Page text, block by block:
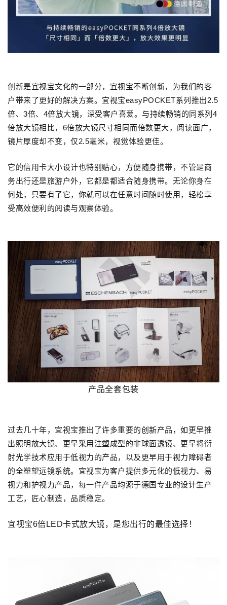
创新是宜视宝文化的一部分，宜视宝不断创新，为我们的客
户带来了更好的解决方案。 宜视宝easyPOCKET系列推出2.5
倍、3倍、4倍放大镜，深受客户喜爱。与持续畅销的 同系列4
倍放大镜相比，6倍放大镜尺寸相同而倍数更大， 阅读面广，
镜片厚度却不变，仅2.5毫米，视觉体验更佳。
它的信用卡大小设计也特别贴心，方便随身携带，不管是商
务出行还是旅游户外，它都是都适合随身携带。 无论你身在
何处，只要有了它，你就可以在任意时间随时使用，轻松享
受高效便利的阅读与观察体验。
产品全套包装
过去几十年，宜视宝推出了许多重要的创新产品，如更早推
出照明放大镜、更早采用注塑成型的非球面透镜、更早将衍
射光学技术应用于低视力的产品，以及更早用于视力障碍者
的全塑望远镜系统。宜视宝为客户提供多元化的低视力、易
视力和护视力产品，每一件产品均源于德国专业的设计生产
工艺，匠心制造，品质稳定。
宜视宝6倍LED卡式放大镜，是您出行的最佳选择！